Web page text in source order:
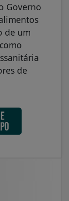
Governo
de um
de